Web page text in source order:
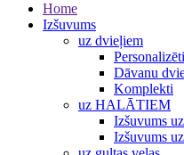
Home
Izšuvums
uz dvieļiem
Dāvanu
Komplekti
uz HALĀTIEM
Izšuvums
Izšuvums